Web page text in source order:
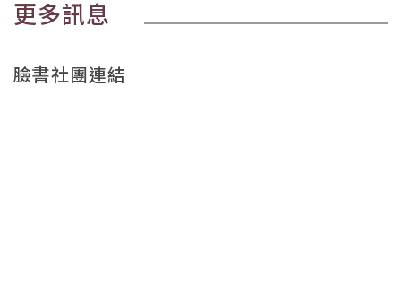
更多訊息
臉書社團連結